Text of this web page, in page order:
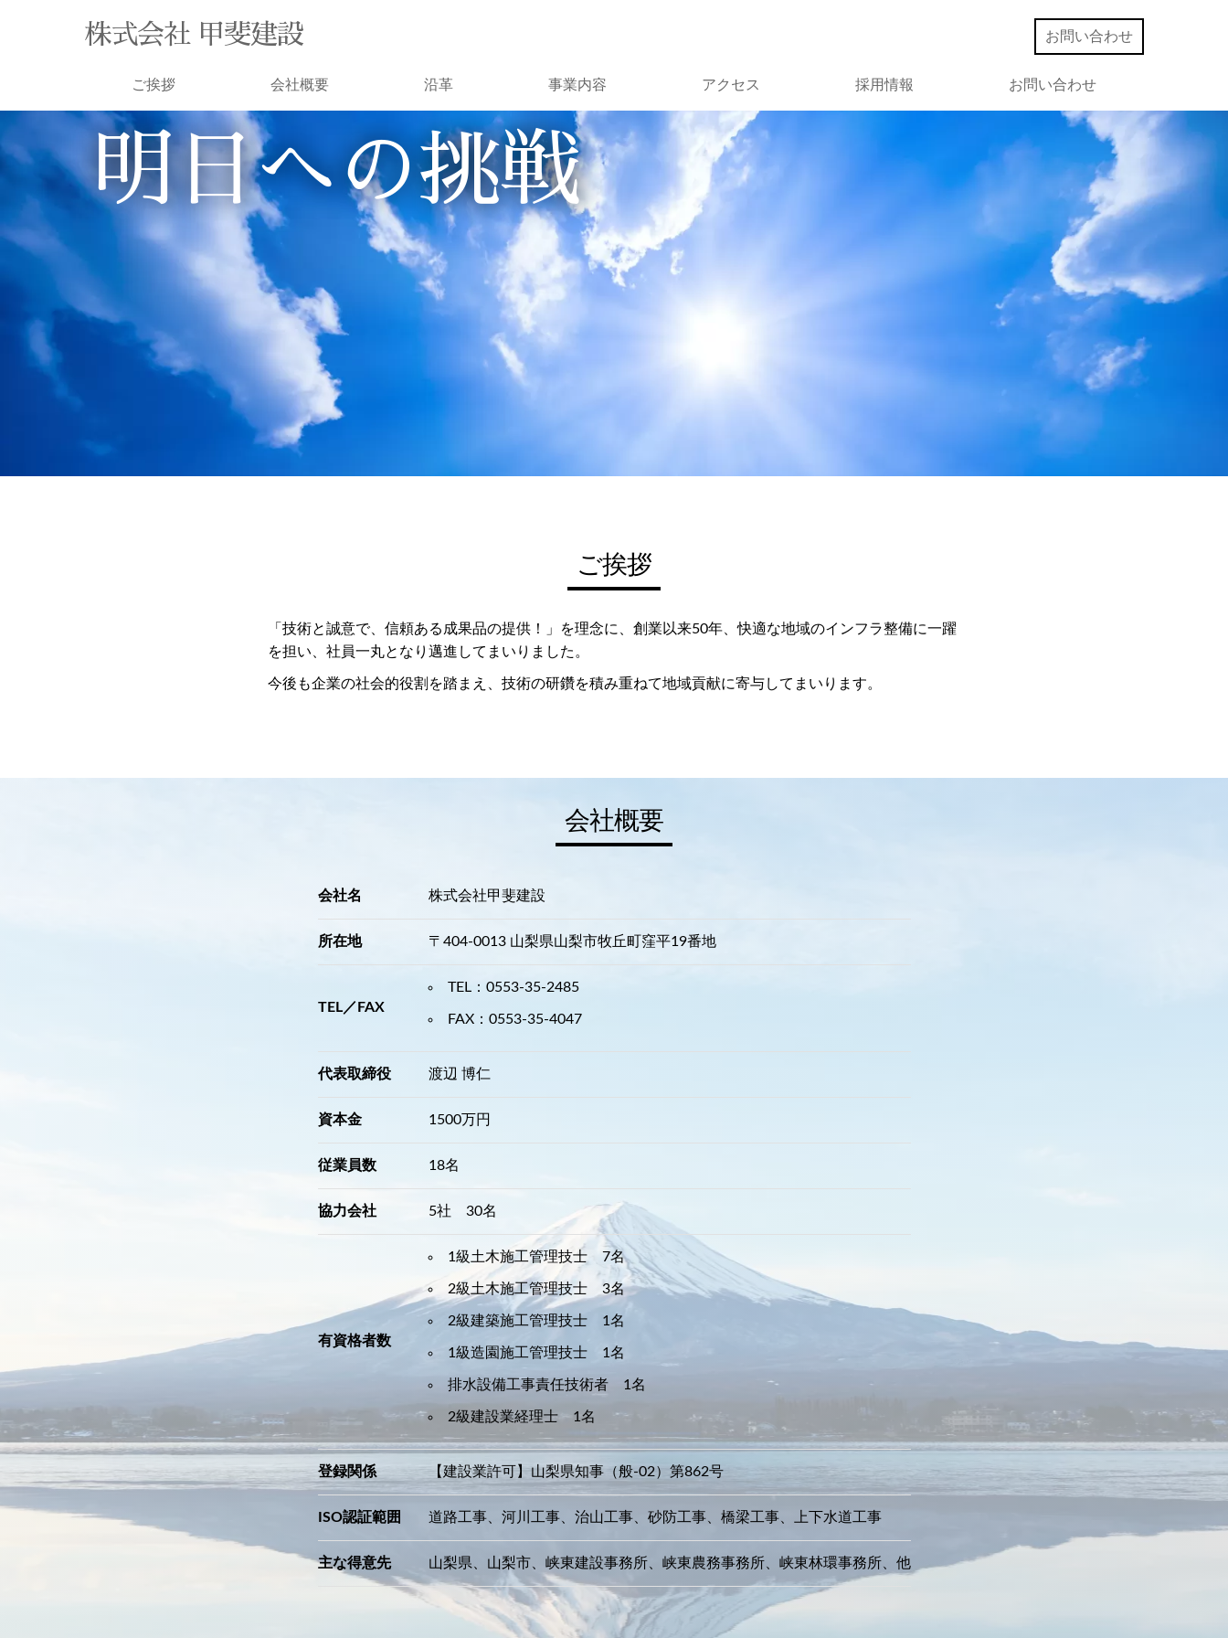
株式会社 甲斐建設 お問い合わせ
ご挨拶 会社概要 沿革 事業内容 アクセス 採用情報 お問い合わせ
明日への挑戦
ご挨拶
「技術と誠意で、信頼ある成果品の提供！」を理念に、創業以来50年、快適な地域のインフラ整備に一躍
を担い、社員一丸となり邁進してまいりました。
今後も企業の社会的役割を踏まえ、技術の研鑽を積み重ねて地域貢献に寄与してまいります。
会社概要
会社名 株式会社甲斐建設
所在地 〒404-0013 山梨県山梨市牧丘町窪平19番地
TEL／FAX
TEL：0553-35-2485
FAX：0553-35-4047
代表取締役 渡辺 博仁
資本金 1500万円
従業員数 18名
協力会社 5社 30名
有資格者数
1級土木施工管理技士 7名
2級土木施工管理技士 3名
2級建築施工管理技士 1名
1級造園施工管理技士 1名
排水設備工事責任技術者 1名
2級建設業経理士 1名
登録関係 【建設業許可】山梨県知事（般-02）第862号
ISO認証範囲 道路工事、河川工事、治山工事、砂防工事、橋梁工事、上下水道工事
主な得意先 山梨県、山梨市、峡東建設事務所、峡東農務事務所、峡東林環事務所、他